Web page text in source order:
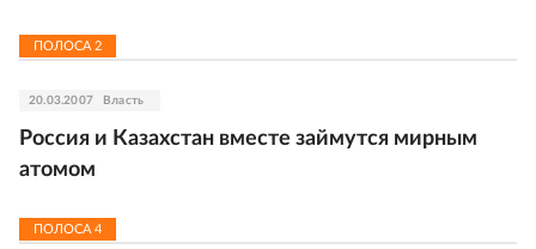
ПОЛОСА 2
20.03.2007 Власть
Россия и Казахстан вместе займутся мирным
атомом
ПОЛОСА 4